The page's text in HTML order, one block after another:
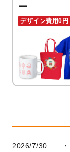
ー
デザイン費用0円
2026/7/30